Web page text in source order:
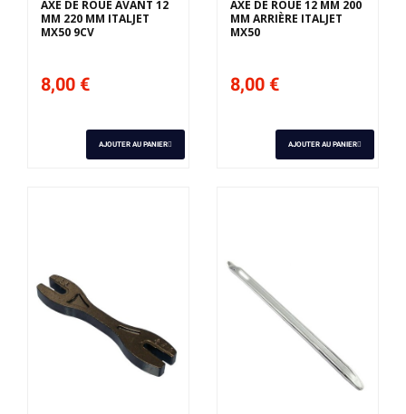
AXE DE ROUE AVANT 12
MM 220 MM ITALJET
MX50 9CV
8,00 €
AJOUTER AU PANIER
AXE DE ROUE 12 MM 200
MM ARRIÈRE ITALJET
MX50
8,00 €
AJOUTER AU PANIER